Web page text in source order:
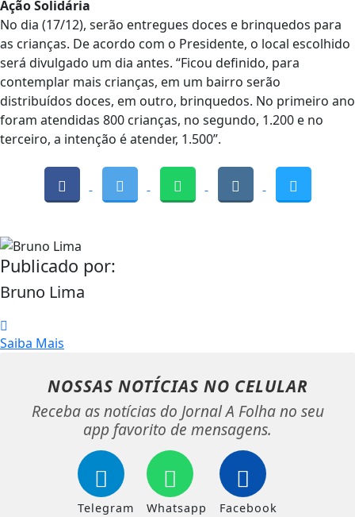
Ação Solidária
No dia (17/12), serão entregues doces e brinquedos para
as crianças. De acordo com o Presidente, o local escolhido
será divulgado um dia antes. “Ficou definido, para
contemplar mais crianças, em um bairro serão
distribuídos doces, em outro, brinquedos. No primeiro ano
foram atendidas 800 crianças, no segundo, 1.200 e no
terceiro, a intenção é atender, 1.500”.
Publicado por:
Bruno Lima
Saiba Mais
NOSSAS NOTÍCIAS NO CELULAR
Receba as notícias do Jornal A Folha no seu
app favorito de mensagens.
Telegram Whatsapp Facebook